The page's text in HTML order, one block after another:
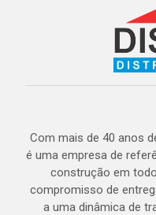
Com mais de 40 anos
é uma empresa de
construção em
compromisso de
a uma dinâmica de